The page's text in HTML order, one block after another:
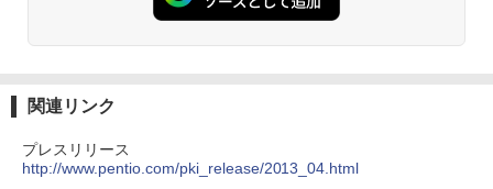
関連リンク
プレスリリース
http://www.pentio.com/pki_release/2013_04.html